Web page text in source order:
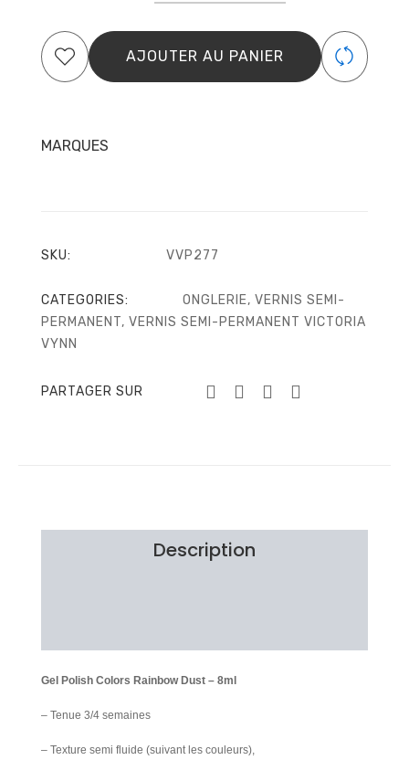
POLISH
NO.
277
AJOUTER AU PANIER
MARQUES
SKU: VVP277
CATEGORIES: ONGLERIE, VERNIS SEMI-
PERMANENT, VERNIS SEMI-PERMANENT VICTORIA
VYNN
PARTAGER SUR
Description
Gel Polish Colors Rainbow Dust – 8ml
– Tenue 3/4 semaines
– Texture semi fluide (suivant les couleurs),